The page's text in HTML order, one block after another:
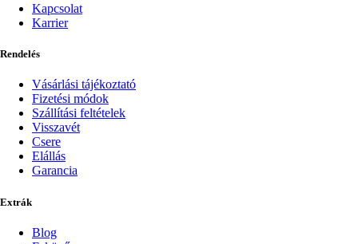
Kapcsolat
Karrier
Rendelés
Vásárlási tájékoztató
Fizetési módok
Szállítási feltételek
Visszavét
Csere
Elállás
Garancia
Extrák
Blog